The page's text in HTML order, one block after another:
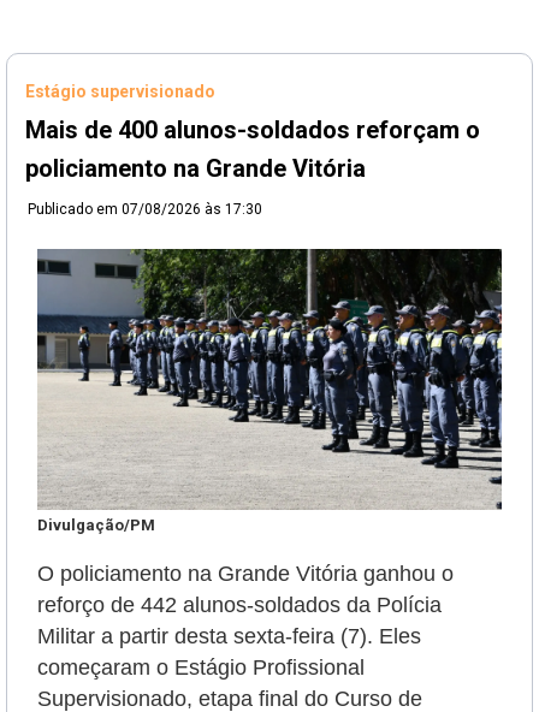
Estágio supervisionado
Mais de 400 alunos-soldados reforçam o
policiamento na Grande Vitória
Publicado em 07/08/2026 às 17:30
Divulgação/PM
O policiamento na Grande Vitória ganhou o
reforço de 442 alunos-soldados da Polícia
Militar a partir desta sexta-feira (7). Eles
começaram o Estágio Profissional
Supervisionado, etapa final do Curso de